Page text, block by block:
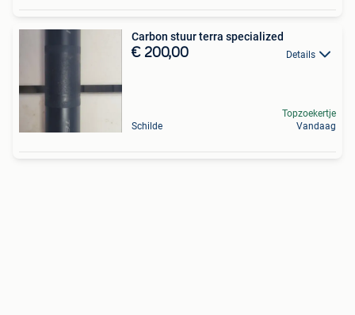
Carbon stuur terra specialized
€ 200,00 Details
Schilde
Topzoekertje
Vandaag